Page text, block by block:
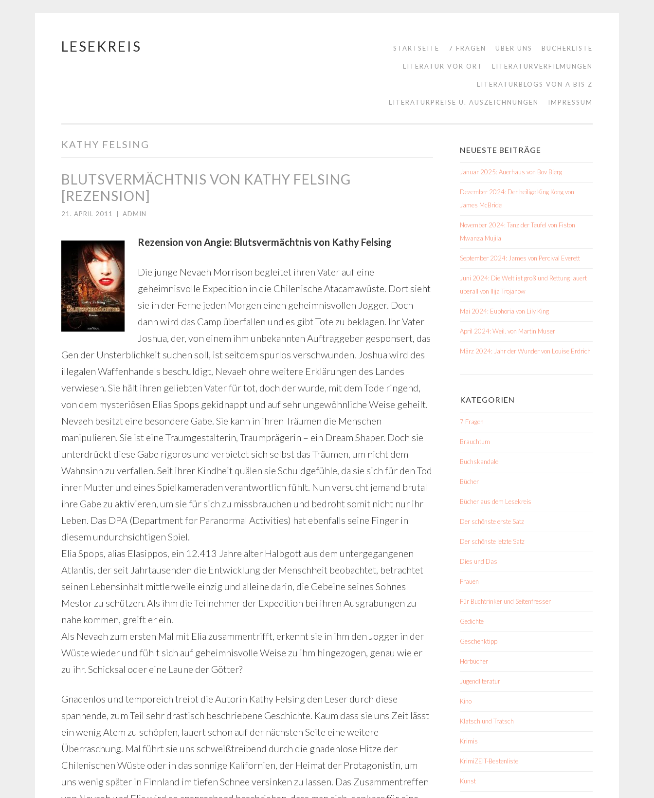
Springe
LESEKREIS STARTSEITE 7 FRAGEN ÜBER UNS BÜCHERLISTE
LITERATUR VOR ORT LITERATURVERFILMUNGEN
LITERATURBLOGS VON A BIS Z
LITERATURPREISE U. AUSZEICHNUNGEN IMPRESSUM
KATHY FELSING
BLUTSVERMÄCHTNIS VON KATHY FELSING
[REZENSION]
21. APRIL 2011 ADMIN
Rezension von Angie: Blutsvermächtnis von Kathy Felsing
Die junge Nevaeh Morrison begleitet ihren Vater auf eine
geheimnisvolle Expedition in die Chilenische Atacamawüste. Dort sieht
sie in der Ferne jeden Morgen einen geheimnisvollen Jogger. Doch
dann wird das Camp überfallen und es gibt Tote zu beklagen. Ihr Vater
Joshua, der, von einem ihm unbekannten Auftraggeber gesponsert, das
Gen der Unsterblichkeit suchen soll, ist seitdem spurlos verschwunden. Joshua wird des
illegalen Waffenhandels beschuldigt, Nevaeh ohne weitere Erklärungen des Landes
verwiesen. Sie hält ihren geliebten Vater für tot, doch der wurde, mit dem Tode ringend,
von dem mysteriösen Elias Spops gekidnappt und auf sehr ungewöhnliche Weise geheilt.
Nevaeh besitzt eine besondere Gabe. Sie kann in ihren Träumen die Menschen
manipulieren. Sie ist eine Traumgestalterin, Traumprägerin – ein Dream Shaper. Doch sie
unterdrückt diese Gabe rigoros und verbietet sich selbst das Träumen, um nicht dem
Wahnsinn zu verfallen. Seit ihrer Kindheit quälen sie Schuldgefühle, da sie sich für den Tod
ihrer Mutter und eines Spielkameraden verantwortlich fühlt. Nun versucht jemand brutal
ihre Gabe zu aktivieren, um sie für sich zu missbrauchen und bedroht somit nicht nur ihr
Leben. Das DPA (Department for Paranormal Activities) hat ebenfalls seine Finger in
diesem undurchsichtigen Spiel.
Elia Spops, alias Elasippos, ein 12.413 Jahre alter Halbgott aus dem untergegangenen
Atlantis, der seit Jahrtausenden die Entwicklung der Menschheit beobachtet, betrachtet
seinen Lebensinhalt mittlerweile einzig und alleine darin, die Gebeine seines Sohnes
Mestor zu schützen. Als ihm die Teilnehmer der Expedition bei ihren Ausgrabungen zu
nahe kommen, greift er ein.
Als Nevaeh zum ersten Mal mit Elia zusammentrifft, erkennt sie in ihm den Jogger in der
Wüste wieder und fühlt sich auf geheimnisvolle Weise zu ihm hingezogen, genau wie er
zu ihr. Schicksal oder eine Laune der Götter?
Gnadenlos und temporeich treibt die Autorin Kathy Felsing den Leser durch diese
spannende, zum Teil sehr drastisch beschriebene Geschichte. Kaum dass sie uns Zeit lässt
ein wenig Atem zu schöpfen, lauert schon auf der nächsten Seite eine weitere
Überraschung. Mal führt sie uns schweißtreibend durch die gnadenlose Hitze der
Chilenischen Wüste oder in das sonnige Kalifornien, der Heimat der Protagonistin, um
uns wenig später in Finnland im tiefen Schnee versinken zu lassen. Das Zusammentreffen
NEUESTE BEITRÄGE
Januar 2025: Auerhaus von Bov Bjerg
Dezember 2024: Der heilige King Kong von
James McBride
November 2024: Tanz der Teufel von Fiston
Mwanza Mujila
September 2024: James von Percival Everett
Juni 2024: Die Welt ist groß und Rettung lauert
überall von Ilija Trojanow
Mai 2024: Euphoria von Lily King
April 2024: Weil. von Martin Muser
März 2024: Jahr der Wunder von Louise Erdrich
KATEGORIEN
7 Fragen
Brauchtum
Buchskandale
Bücher
Bücher aus dem Lesekreis
Der schönste erste Satz
Der schönste letzte Satz
Dies und Das
Frauen
Für Buchtrinker und Seitenfresser
Gedichte
Geschenktipp
Hörbücher
Jugendliteratur
Kino
Klatsch und Tratsch
Krimis
KrimiZEIT-Bestenliste
Kunst